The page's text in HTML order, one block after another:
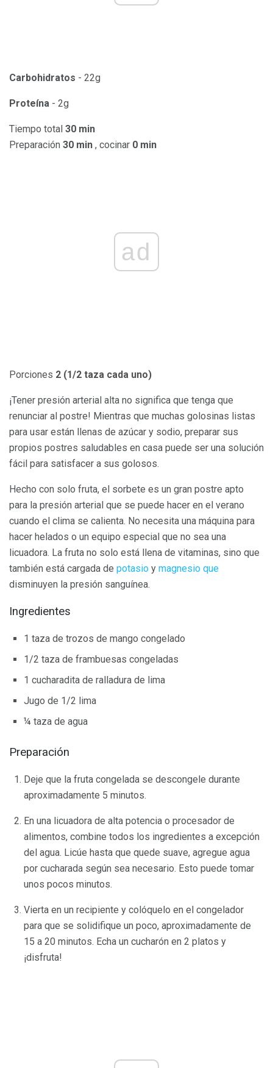
Carbohidratos - 22g
Proteína - 2g
Tiempo total 30 min
Preparación 30 min , cocinar 0 min
ad
Porciones 2 (1/2 taza cada uno)
¡Tener presión arterial alta no significa que tenga que
renunciar al postre! Mientras que muchas golosinas listas
para usar están llenas de azúcar y sodio, preparar sus
propios postres saludables en casa puede ser una solución
fácil para satisfacer a sus golosos.
Hecho con solo fruta, el sorbete es un gran postre apto
para la presión arterial que se puede hacer en el verano
cuando el clima se calienta. No necesita una máquina para
hacer helados o un equipo especial que no sea una
licuadora. La fruta no solo está llena de vitaminas, sino que
también está cargada de potasio y magnesio que
disminuyen la presión sanguínea.
Ingredientes
1 taza de trozos de mango congelado
1/2 taza de frambuesas congeladas
1 cucharadita de ralladura de lima
Jugo de 1/2 lima
¼ taza de agua
Preparación
Deje que la fruta congelada se descongele durante
aproximadamente 5 minutos.
En una licuadora de alta potencia o procesador de
alimentos, combine todos los ingredientes a excepción
del agua. Licúe hasta que quede suave, agregue agua
por cucharada según sea necesario. Esto puede tomar
unos pocos minutos.
Vierta en un recipiente y colóquelo en el congelador
para que se solidifique un poco, aproximadamente de
15 a 20 minutos. Echa un cucharón en 2 platos y
¡disfruta!